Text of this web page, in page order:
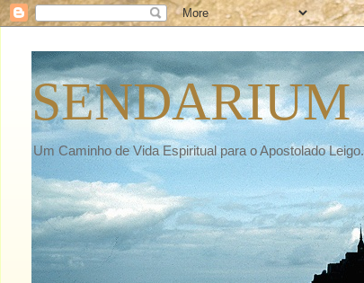
SENDARIUM
Um Caminho de Vida Espiritual para o Apostolado Leigo.